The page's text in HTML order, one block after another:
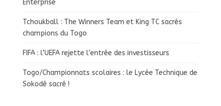
Enterprise
Tchoukball : The Winners Team et King TC sacrés
champions du Togo
FIFA : l’UEFA rejette l’entrée des investisseurs
Togo/Championnats scolaires : le Lycée Technique de
Sokodé sacré !